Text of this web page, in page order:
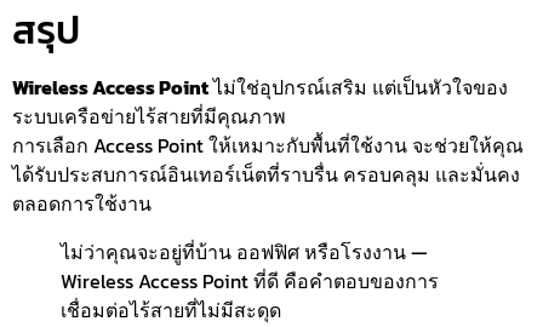
สรุป
Wireless Access Pointไม่ใช่อุปกรณ์เสริม แต่เป็นหัวใจของ
ระบบเครือข่ายไร้สายที่มีคุณภาพ
การเลือก Access Point ให้เหมาะกับพื้นที่ใช้งาน จะช่วยให้คุณ
ได้รับประสบการณ์อินเทอร์เน็ตที่ราบรื่น ครอบคลุม และมั่นคง
ตลอดการใช้งาน
ไม่ว่าคุณจะอยู่ที่บ้าน ออฟฟิศ หรือโรงงาน —
Wireless Access Point ที่ดี คือคำตอบของการ
เชื่อมต่อไร้สายที่ไม่มีสะดุด